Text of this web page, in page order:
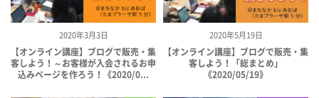
2020年3月3日
【オンライン講座】ブログで販売・集
客しよう！～お客様が入会されるお申
込みページを作ろう！《2020/0...
2020年5月19日
【オンライン講座】ブログで販売・集
客しよう！「総まとめ」
《2020/05/19》